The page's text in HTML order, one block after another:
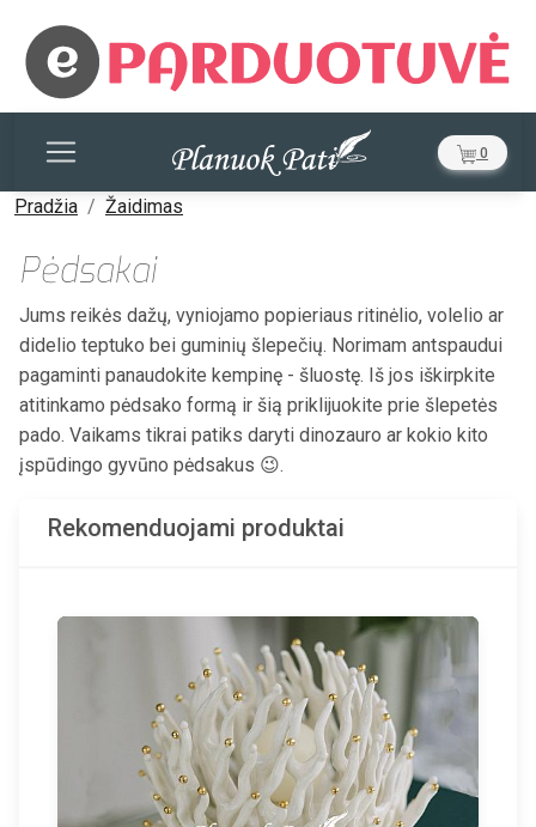
0
Pradžia Žaidimas
Pėdsakai
Jums reikės dažų, vyniojamo popieriaus ritinėlio, volelio ar
didelio teptuko bei guminių šlepečių. Norimam antspaudui
pagaminti panaudokite kempinę - šluostę. Iš jos iškirpkite
atitinkamo pėdsako formą ir šią priklijuokite prie šlepetės
pado. Vaikams tikrai patiks daryti dinozauro ar kokio kito
įspūdingo gyvūno pėdsakus 😉.
Rekomenduojami produktai